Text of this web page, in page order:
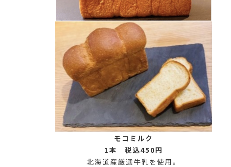
モコミルク
1本 税込450円
北海道産厳選牛乳を使用。